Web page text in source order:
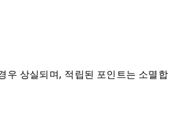
우 상실되며, 적립된 포인트는 소멸합